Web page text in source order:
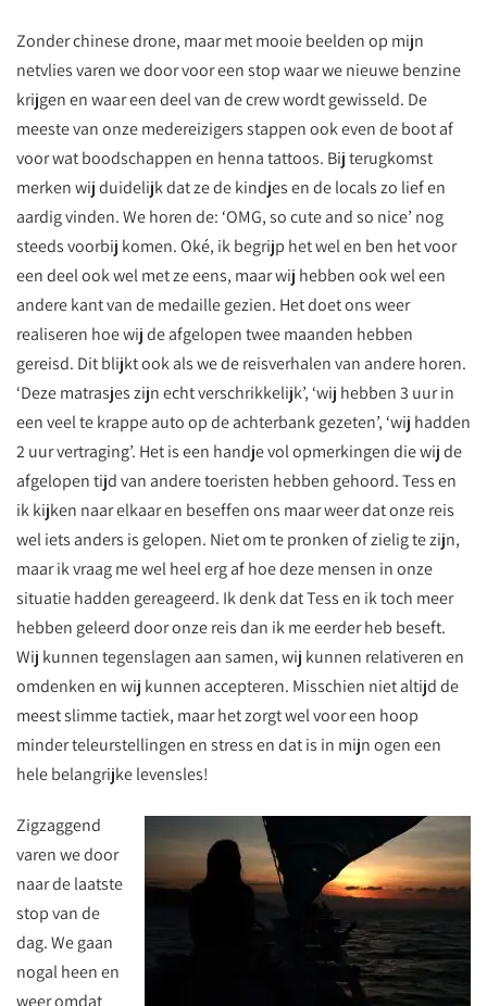
Zonder chinese drone, maar met mooie beelden op mijn
netvlies varen we door voor een stop waar we nieuwe benzine
krijgen en waar een deel van de crew wordt gewisseld. De
meeste van onze medereizigers stappen ook even de boot af
voor wat boodschappen en henna tattoos. Bij terugkomst
merken wij duidelijk dat ze de kindjes en de locals zo lief en
aardig vinden. We horen de: ‘OMG, so cute and so nice’ nog
steeds voorbij komen. Oké, ik begrijp het wel en ben het voor
een deel ook wel met ze eens, maar wij hebben ook wel een
andere kant van de medaille gezien. Het doet ons weer
realiseren hoe wij de afgelopen twee maanden hebben
gereisd. Dit blijkt ook als we de reisverhalen van andere horen.
‘Deze matrasjes zijn echt verschrikkelijk’, ‘wij hebben 3 uur in
een veel te krappe auto op de achterbank gezeten’, ‘wij hadden
2 uur vertraging’. Het is een handje vol opmerkingen die wij de
afgelopen tijd van andere toeristen hebben gehoord. Tess en
ik kijken naar elkaar en beseffen ons maar weer dat onze reis
wel iets anders is gelopen. Niet om te pronken of zielig te zijn,
maar ik vraag me wel heel erg af hoe deze mensen in onze
situatie hadden gereageerd. Ik denk dat Tess en ik toch meer
hebben geleerd door onze reis dan ik me eerder heb beseft.
Wij kunnen tegenslagen aan samen, wij kunnen relativeren en
omdenken en wij kunnen accepteren. Misschien niet altijd de
meest slimme tactiek, maar het zorgt wel voor een hoop
minder teleurstellingen en stress en dat is in mijn ogen een
hele belangrijke levensles!
Zigzaggend
varen we door
naar de laatste
stop van de
dag. We gaan
nogal heen en
weer omdat